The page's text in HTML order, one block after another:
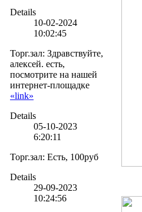
Details
10-02-2024
10:02:45
Торг.зал: Здравствуйте,
алексей. есть,
посмотрите на нашей
интернет-площадке
«link»
Details
05-10-2023
6:20:11
Торг.зал: Есть, 100руб
Details
29-09-2023
10:24:56